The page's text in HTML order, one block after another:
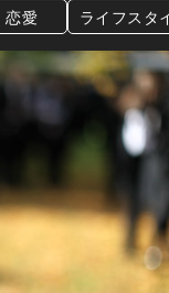
恋愛 ライフスタ